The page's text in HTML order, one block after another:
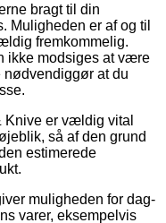
bragt til din
Muligheden er af og til
fremkommelig.
ikke modsiges at være
nødvendiggør at du
Knive er vældig vital
så af den grund
estimerede
muligheden for dag-
varer, eksempelvis